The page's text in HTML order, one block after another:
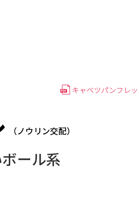
キャベツパンフレッ
（ノウリン交配）
ール系